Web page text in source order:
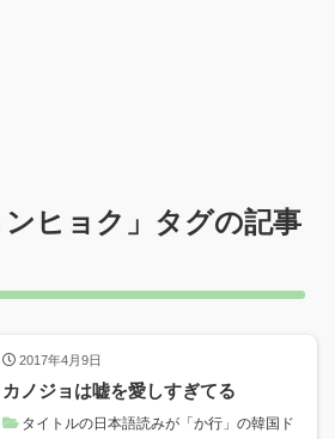
ヒョク 」タグの記事
2017年4月9日
カノジョは嘘を愛しすぎてる
タイトルの日本語読みが「か行」の韓国ド